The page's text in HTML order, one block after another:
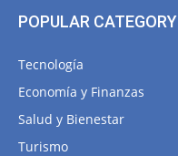
POPULAR CATEGORY
Tecnología
Economía y Finanzas
Salud y Bienestar
Turismo